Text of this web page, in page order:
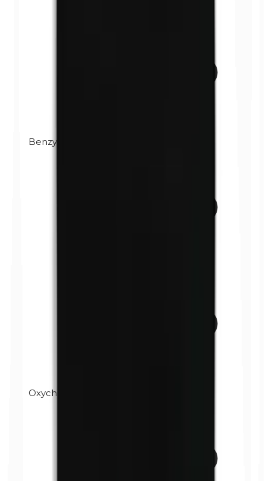
Benzylparabènes
Oxychlorure de bismuth